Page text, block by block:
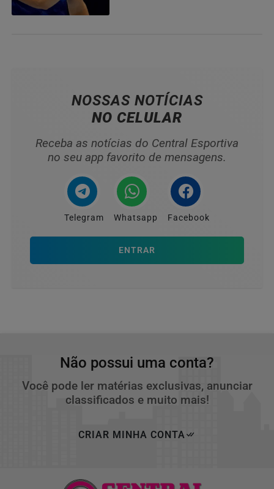
NOSSAS NOTÍCIAS
NO CELULAR
Receba as notícias do Central Esportiva
no seu app favorito de mensagens.
Telegram Whatsapp Facebook
ENTRAR
Não possui uma conta?
Você pode ler matérias exclusivas, anunciar
classificados e muito mais!
CRIAR MINHA CONTA